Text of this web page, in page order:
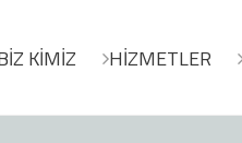
KİMİZ HİZMETLER